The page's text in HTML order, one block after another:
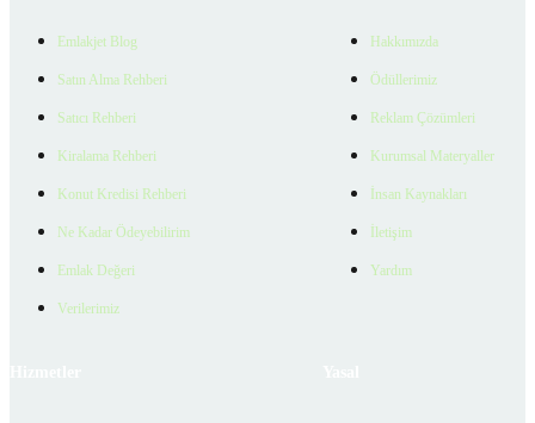
Emlakjet Blog
Satın Alma Rehberi
Satıcı Rehberi
Kiralama Rehberi
Konut Kredisi Rehberi
Ne Kadar Ödeyebilirim
Emlak Değeri
Verilerimiz
Hakkımızda
Ödüllerimiz
Reklam Çözümleri
Kurumsal Materyaller
İnsan Kaynakları
İletişim
Yardım